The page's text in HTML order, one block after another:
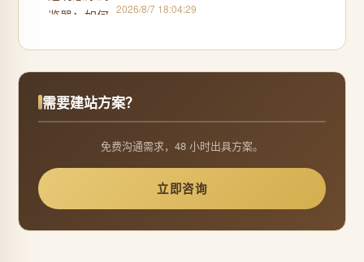
2026/8/7 18:04:29
需要建站方案？
免费沟通需求，48 小时出具方案。
立即咨询